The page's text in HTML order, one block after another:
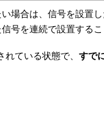
場合は、信号を設置
号を連続で設置するこ
ている状態で、 すで